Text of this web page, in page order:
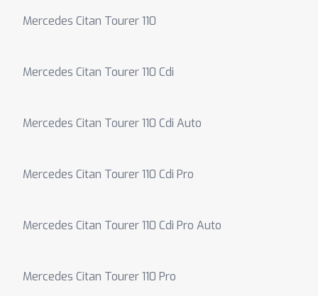
Mercedes Citan Tourer 110
Mercedes Citan Tourer 110 Cdi
Mercedes Citan Tourer 110 Cdi Auto
Mercedes Citan Tourer 110 Cdi Pro
Mercedes Citan Tourer 110 Cdi Pro Auto
Mercedes Citan Tourer 110 Pro